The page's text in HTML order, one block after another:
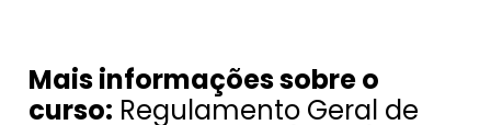
Mais informações sobre o
curso: Regulamento Geral de